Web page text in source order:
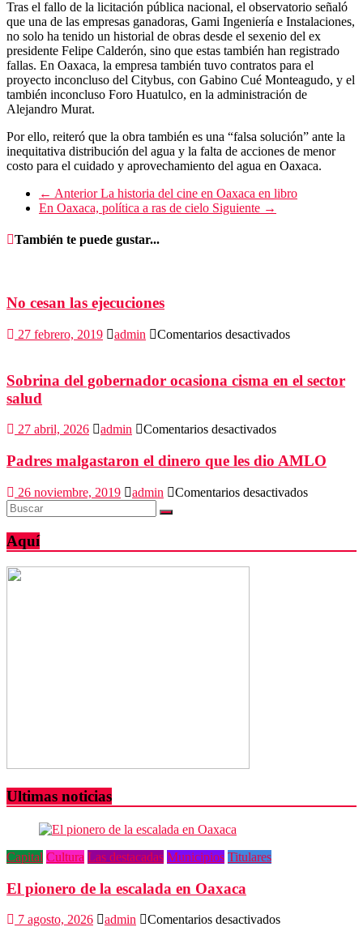
Tras el fallo de la licitación pública nacional, el observatorio señaló
que una de las empresas ganadoras, Gami Ingeniería e Instalaciones,
no solo ha tenido un historial de obras desde el sexenio del ex
presidente Felipe Calderón, sino que estas también han registrado
fallas. En Oaxaca, la empresa también tuvo contratos para el
proyecto inconcluso del Citybus, con Gabino Cué Monteagudo, y el
también inconcluso Foro Huatulco, en la administración de
Alejandro Murat.
Por ello, reiteró que la obra también es una “falsa solución” ante la
inequitativa distribución del agua y la falta de acciones de menor
costo para el cuidado y aprovechamiento del agua en Oaxaca.
← AnteriorLa historia del cine en Oaxaca en libro
En Oaxaca, política a ras de cielo Siguiente →
También te puede gustar...
No cesan las ejecuciones
27 febrero, 2019 admin Comentarios desactivadosen
las
ejecuciones
Sobrina del gobernador ocasiona cisma en el sector
salud
27 abril, 2026 admin Comentarios desactivadosen
del
ocasiona
Padres malgastaron el dinero que les dio AMLO
26 noviembre, 2019 admin Comentarios desactivadosen
dinero
Aquí
Ultimas noticias
Capital Cultura Las destacadas Municipios Titulares
El pionero de la escalada en Oaxaca
7 agosto, 2026 admin Comentarios desactivadosen